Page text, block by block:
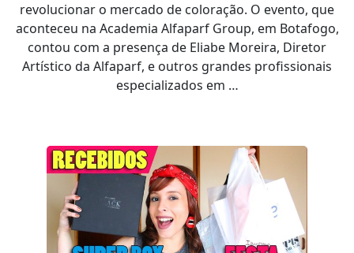
revolucionar o mercado de coloração. O evento, que
aconteceu na Academia Alfaparf Group, em Botafogo,
contou com a presença de Eliabe Moreira, Diretor
Artístico da Alfaparf, e outros grandes profissionais
especializados em …